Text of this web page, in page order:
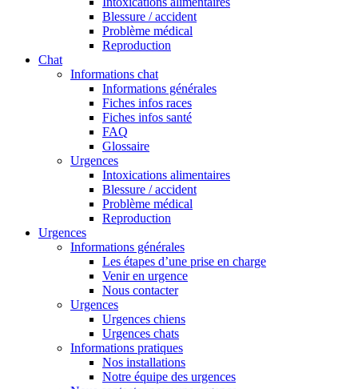
Blessure / accident
Problème médical
Reproduction
Chat
Informations chat
Informations générales
Fiches infos races
Fiches infos santé
FAQ
Glossaire
Urgences
Intoxications alimentaires
Blessure / accident
Problème médical
Reproduction
Urgences
Informations générales
Les étapes d’une prise en charge
Venir en urgence
Nous contacter
Urgences
Urgences chiens
Urgences chats
Informations pratiques
Nos installations
Notre équipe des urgences